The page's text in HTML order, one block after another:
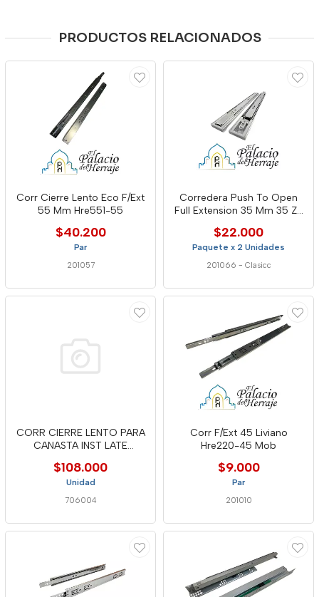
PRODUCTOS RELACIONADOS
Corr Cierre Lento Eco F/Ext
55 Mm Hre551-55
$40.200
Par
201057
Corredera Push To Open
Full Extension 35 Mm 35 Zp
$22.000
Paquete x 2 Unidades
201066 - Clasicc
CORR CIERRE LENTO PARA
CANASTA INST LATE
$108.000
Unidad
706004
Corr F/Ext 45 Liviano
Hre220-45 Mob
$9.000
Par
201010